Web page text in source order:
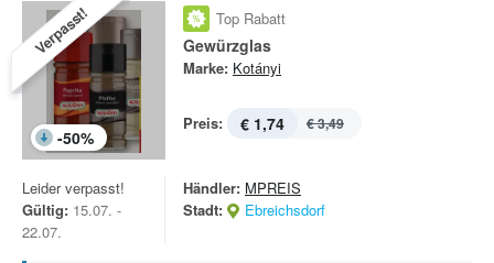
Verpasst!
-50%
Top Rabatt
Gewürzglas
Marke: Kotányi
Preis: € 1,74 € 3,49
Leider verpasst!
Gültig: 15.07. -
22.07.
Händler: MPREIS
Stadt:
Ebreichsdorf